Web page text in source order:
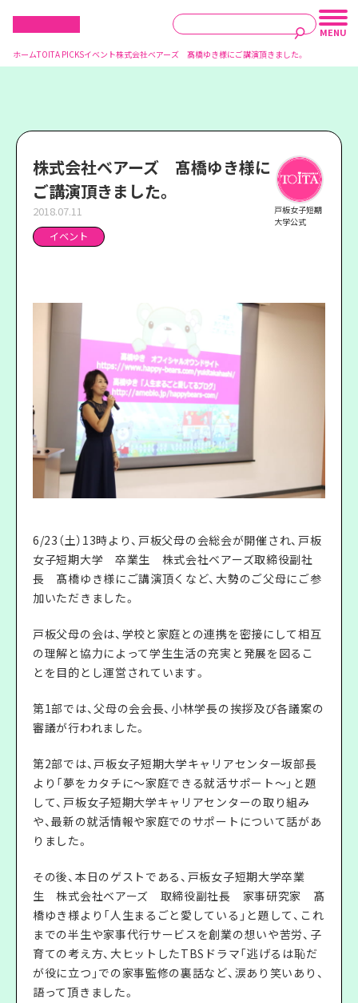
ホームTOITA PICKSイベント株式会社ベアーズ 髙橋ゆき様にご講演頂きました。
株式会社ベアーズ 髙橋ゆき様に
ご講演頂きました。
2018.07.11
イベント
戸板女子短期
大学公式
6/23（土）13時より、戸板父母の会総会が開催され、戸板
女子短期大学 卒業生 株式会社ベアーズ取締役副社
長 髙橋ゆき様にご講演頂くなど、大勢のご父母にご参
加いただきました。
戸板父母の会は、学校と家庭との連携を密接にして相互
の理解と協力によって学生生活の充実と発展を図るこ
とを目的とし運営されています。
第1部では、父母の会会長、小林学長の挨拶及び各議案の
審議が行われました。
第2部では、戸板女子短期大学キャリアセンター坂部長
より「夢をカタチに～家庭できる就活サポート～」と題
して、戸板女子短期大学キャリアセンターの取り組み
や、最新の就活情報や家庭でのサポートについて話があ
りました。
その後、本日のゲストである、戸板女子短期大学卒業
生 株式会社ベアーズ 取締役副社長 家事研究家 髙
橋ゆき様より「人生まるごと愛している」と題して、これ
までの半生や家事代行サービスを創業の想いや苦労、子
育ての考え方、大ヒットしたTBSドラマ「逃げるは恥だ
が役に立つ」での家事監修の裏話など、涙あり笑いあり、
語って頂きました。